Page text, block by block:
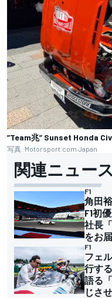
”Team兆” Sunset Honda
写真: Motorsport.com Japan
関連ニュー
F1
角田
F1初
社長
をお
F1
フェ
行す
語る
じさ